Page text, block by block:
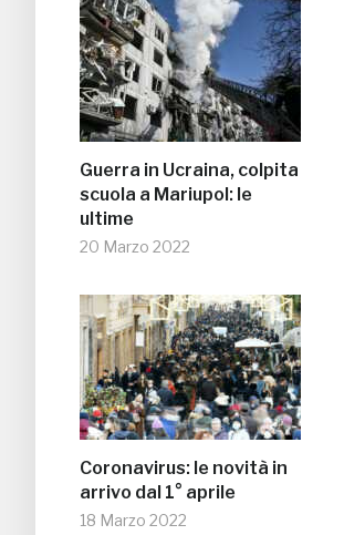
Guerra in Ucraina, colpita
scuola a Mariupol: le
ultime
20 Marzo 2022
Coronavirus: le novità in
arrivo dal 1° aprile
18 Marzo 2022